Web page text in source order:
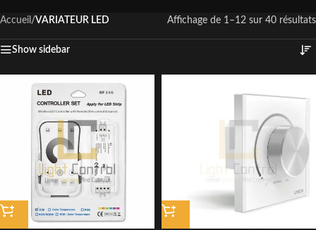
Accueil /VARIATEUR LED Affichage de 1–12 sur 40 résultats
Show sidebar